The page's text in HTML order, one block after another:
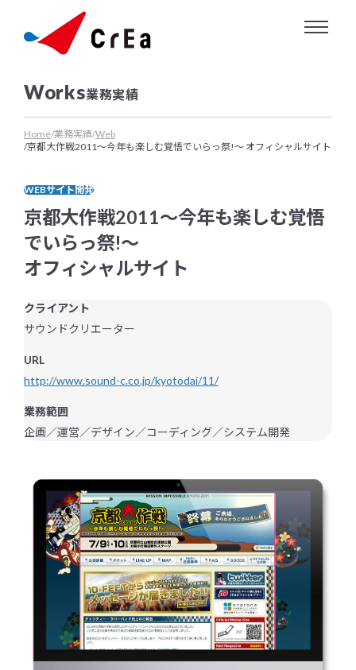
About us
クリエについて
Service
Works
業務実績
Information
お知らせ・ニュースリリース
Blog
ブログ
採用情報
Contact
お問い合わせ
業務実績
Home 業務実績 Web
京都大作戦2011〜今年も楽しむ覚悟でいらっ祭!〜 オフィシャルサイト
WEBサイト開発
京都大作戦2011〜今年も楽しむ覚悟
でいらっ祭!〜
オフィシャルサイト
クライアント
サウンドクリエーター
URL
http://www.sound-c.co.jp/kyotodai/11/
業務範囲
企画／運営／デザイン／コーディング／システム開発